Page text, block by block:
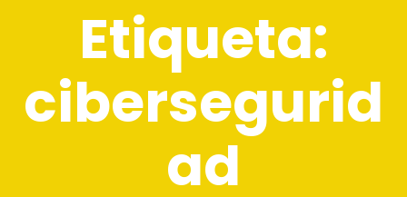
Etiqueta:
cibersegurid
ad